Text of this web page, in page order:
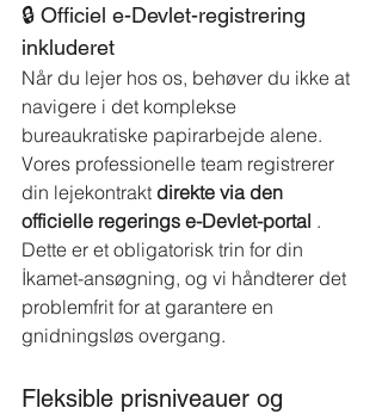
🔒 Officiel e-Devlet-registrering
inkluderet
Når du lejer hos os, behøver du ikke at
navigere i det komplekse
bureaukratiske papirarbejde alene.
Vores professionelle team registrerer
din lejekontrakt direkte via den
officielle regerings e-Devlet-portal .
Dette er et obligatorisk trin for din
İkamet-ansøgning, og vi håndterer det
problemfrit for at garantere en
gnidningsløs overgang.
Fleksible prisniveauer og